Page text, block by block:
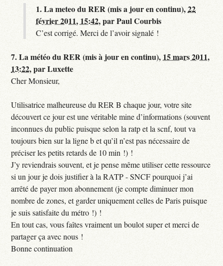
1.La meteo du RER (mis a jour en continu),22
février 2011, 15:42,parPaul Courbis
C’est corrigé. Merci de l’avoir signalé !
7.La météo du RER (mis à jour en continu), 15 mars 2011,
13:22,parLuxette
Cher Monsieur,
Utilisatrice malheureuse du RER B chaque jour, votre site
découvert ce jour est une véritable mine d’informations (souvent
inconnues du public puisque selon la ratp et la scnf, tout va
toujours bien sur la ligne b et qu’il n’est pas nécessaire de
préciser les petits retards de 10 min !) !
J’y reviendrais souvent, et je pense même utiliser cette ressource
si un jour je dois justifier à la RATP - SNCF pourquoi j’ai
arrêté de payer mon abonnement (je compte diminuer mon
nombre de zones, et garder uniquement celles de Paris puisque
je suis satisfaite du métro !) !
En tout cas, vous faîtes vraiment un boulot super et merci de
partager ça avec nous !
Bonne continuation